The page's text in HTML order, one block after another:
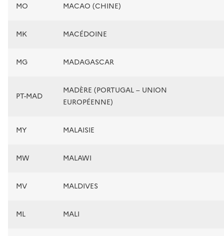
MO MACAO (CHINE)
MK MACÉDOINE
MG MADAGASCAR
PT-MAD
MADÈRE (PORTUGAL – UNION
EUROPÉENNE)
MY MALAISIE
MW MALAWI
MV MALDIVES
ML MALI